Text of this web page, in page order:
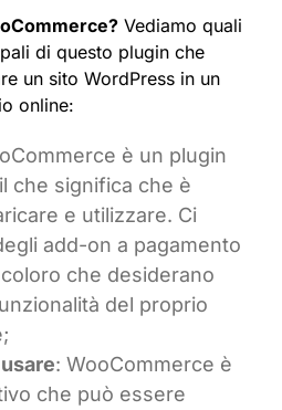
Vediamo quali
di questo plugin che
un sito WordPress in un
online:
è un plugin
che significa che è
e utilizzare. Ci
add-on a pagamento
che desiderano
del proprio
: WooCommerce è
che può essere